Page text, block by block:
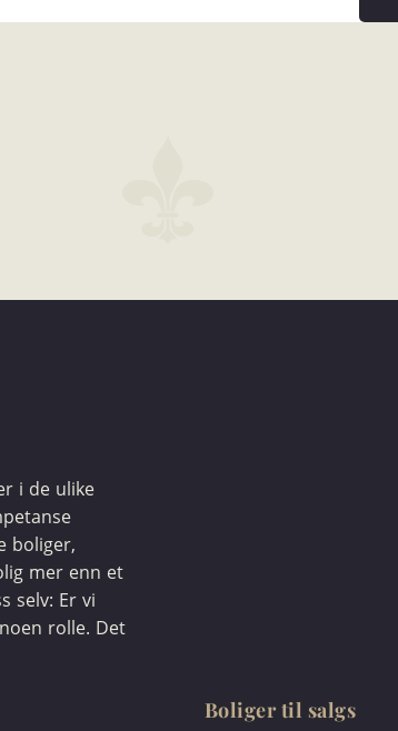
i de ulike
boliger,
mer enn et
selv: Er vi
rolle. Det
Boliger til salgs